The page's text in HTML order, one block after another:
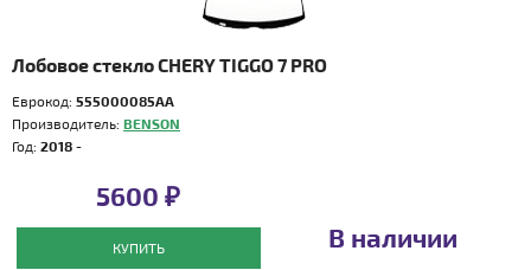
Лобовое стекло CHERY TIGGO 7 PRO
Еврокод: 555000085AA
Производитель: BENSON
Год: 2018 -
5600 ₽
КУПИТЬ В наличии